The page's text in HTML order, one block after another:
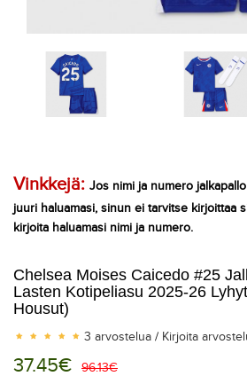
Vinkkejä: Jos nimi ja numero
juuri haluamasi, sinun ei tarvitse kirjoittaa
kirjoita haluamasi nimi ja numero.
Chelsea Moises Caicedo #25
Lasten Kotipeliasu 2025-26
Housut)
3 arvostelua / Kirjoita
37.45€ 96.13€